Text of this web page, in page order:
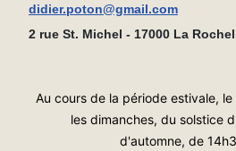
didier.poton@gmail.com
2 rue St. Michel - 17000 La
Au cours de la période estivale,
les dimanches, du solstice
d'automne, de